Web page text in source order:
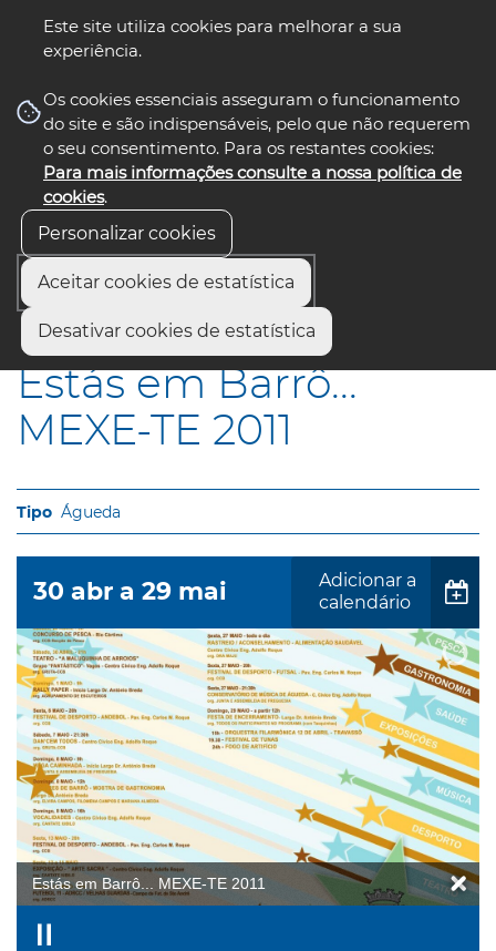
Este site utiliza cookies para melhorar a sua
experiência.
Os cookies essenciais asseguram o funcionamento
do site e são indispensáveis, pelo que não requerem
o seu consentimento. Para os restantes cookies:
Para mais informações consulte a nossa política de
cookies.
Personalizar cookies
Aceitar cookies de estatística
Desativar cookies de estatística
nos select language
Início Estás em Barrô... MEXE-TE 2011
Estás em Barrô...
MEXE-TE 2011
Águeda
30 abr a 29 mai
Adicionar a
calendário
Estás em Barrô... MEXE-TE 2011